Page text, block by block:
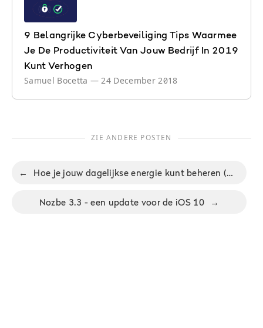
9 Belangrijke Cyberbeveiliging Tips Waarmee
Je De Productiviteit Van Jouw Bedrijf In 2019
Kunt Verhogen
Samuel Bocetta —24 December 2018
ZIE ANDERE POSTEN
← Hoe je jouw dagelijkse energie kunt beheren (met Nozbe)
Nozbe 3.3 - een update voor de iOS 10 →